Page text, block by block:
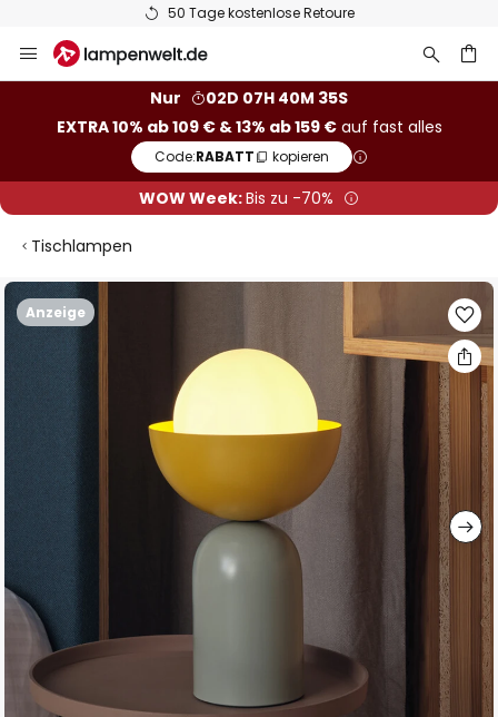
50 Tage kostenlose Retoure
Inhalt
Nur
02D 07H 40M 34S
EXTRA 10% ab 109 € & 13% ab 159 €auf fast alles
Code:RABATT kopieren
WOW Week:Bis zu -70%
Tischlampen
Anzeige
Zum
Ende
der
Bildgalerie
springen